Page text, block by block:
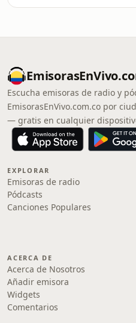
Escucha emisoras de radio y
EmisorasEnVivo.com.co por
— gratis en cualquier
EXPLORAR
Emisoras de radio
Pódcasts
Canciones Populares
ACERCA DE
Acerca de Nosotros
Añadir emisora
Widgets
Comentarios